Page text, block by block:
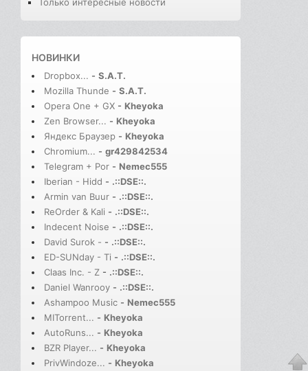
Только интересные новости
НОВИНКИ
Dropbox... - S.A.T.
Mozilla Thunde - S.A.T.
Opera One + GX - Kheyoka
Zen Browser... - Kheyoka
Яндекс Браузер - Kheyoka
Chromium... - gr429842534
Telegram + Por - Nemec555
Iberian - Hidd - .::DSE::.
Armin van Buur - .::DSE::.
ReOrder & Kali - .::DSE::.
Indecent Noise - .::DSE::.
David Surok - - .::DSE::.
ED-SUNday - Ti - .::DSE::.
Claas Inc. - Z - .::DSE::.
Daniel Wanrooy - .::DSE::.
Ashampoo Music - Nemec555
MITorrent... - Kheyoka
AutoRuns... - Kheyoka
BZR Player... - Kheyoka
PrivWindoze... - Kheyoka